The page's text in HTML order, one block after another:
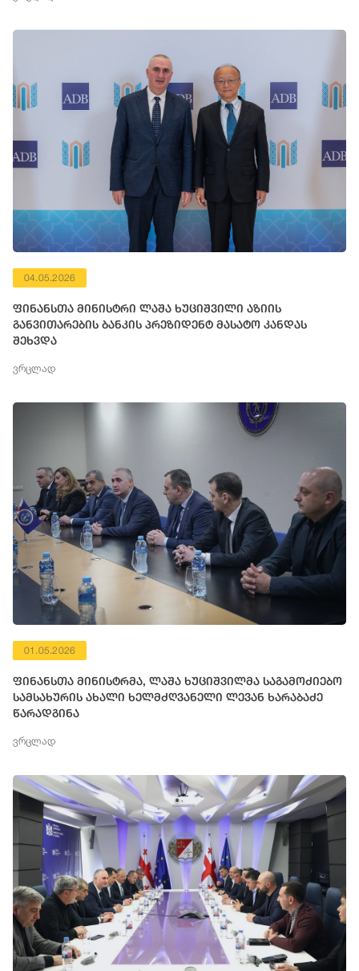
04.05.2026
ფინანსთა მინისტრი ლაშა ხუციშვილი აზიის
განვითარების ბანკის პრეზიდენტ მასატო კანდას
შეხვდა
ვრცლად
01.05.2026
ფინანსთა მინისტრმა, ლაშა ხუციშვილმა საგამოძიებო
სამსახურის ახალი ხელმძღვანელი ლევან ხარაბაძე
წარადგინა
ვრცლად